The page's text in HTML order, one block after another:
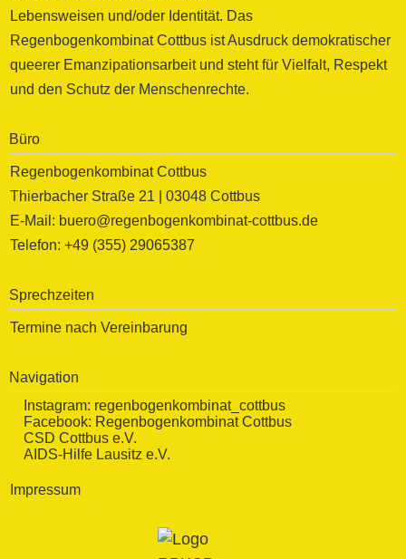
Lebensweisen und/oder Identität. Das
Regenbogenkombinat Cottbus ist Ausdruck demokratischer
queerer Emanzipationsarbeit und steht für Vielfalt, Respekt
und den Schutz der Menschenrechte.
Büro
Regenbogenkombinat Cottbus
Thierbacher Straße 21 | 03048 Cottbus
E-Mail: buero@regenbogenkombinat-cottbus.de
Telefon: +49 (355) 29065387
Sprechzeiten
Termine nach Vereinbarung
Navigation
Instagram: regenbogenkombinat_cottbus
Facebook: Regenbogenkombinat Cottbus
CSD Cottbus e.V.
AIDS-Hilfe Lausitz e.V.
Impressum